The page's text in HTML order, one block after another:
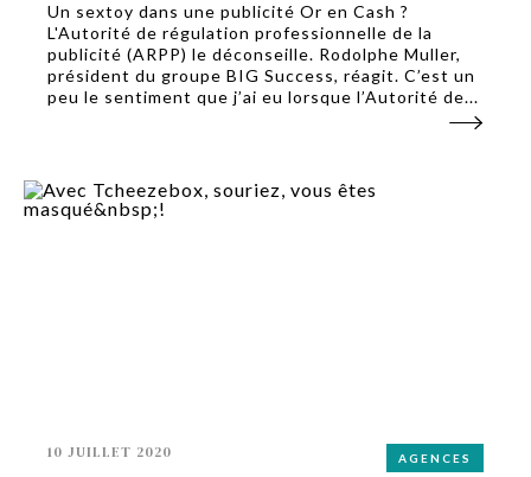
Un sextoy dans une publicité Or en Cash ?
L'Autorité de régulation professionnelle de la
publicité (ARPP) le déconseille. Rodolphe Muller,
président du groupe BIG Success, réagit. C’est un
peu le sentiment que j’ai eu lorsque l’Autorité de...
AGENCES
10 JUILLET 2020